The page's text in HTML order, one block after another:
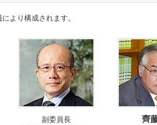
より構成されます。
副委員長 齊